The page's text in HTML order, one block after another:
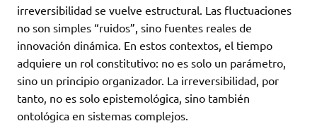
irreversibilidad se vuelve estructural. Las fluctuaciones
no son simples “ruidos”, sino fuentes reales de
innovación dinámica. En estos contextos, el tiempo
adquiere un rol constitutivo: no es solo un parámetro,
sino un principio organizador. La irreversibilidad, por
tanto, no es solo epistemológica, sino también
ontológica en sistemas complejos.